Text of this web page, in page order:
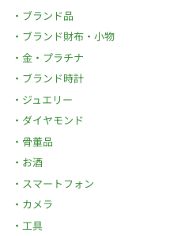
ブランド品
ブランド財布・小物
金・プラチナ
ブランド時計
ジュエリー
ダイヤモンド
骨董品
お酒
スマートフォン
カメラ
工具